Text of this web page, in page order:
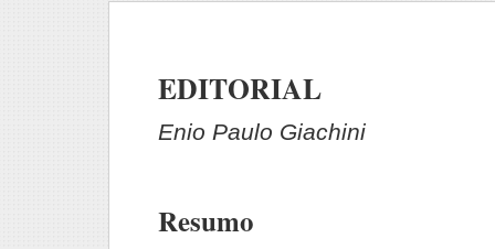
EDITORIAL
Enio Paulo Giachini
Resumo